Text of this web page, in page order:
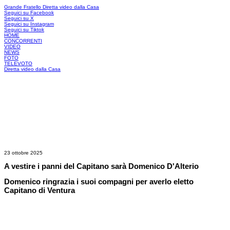
Grande Fratello Diretta video dalla Casa
Seguici su Facebook
Seguici su X
Seguici su Instagram
Seguici su Tiktok
HOME
CONCORRENTI
VIDEO
NEWS
FOTO
TELEVOTO
Diretta video dalla Casa
23 ottobre 2025
A vestire i panni del Capitano sarà Domenico D'Alterio
Domenico ringrazia i suoi compagni per averlo eletto
Capitano di Ventura